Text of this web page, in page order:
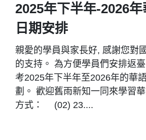
2025年下半年-2026
日期安排
親愛的學員與家長好, 感謝您對
的支持。 為方便學員們安排返
考2025年下半年至2026年的華
劃。 歡迎舊雨新知一同來學
方式： (02) 23....